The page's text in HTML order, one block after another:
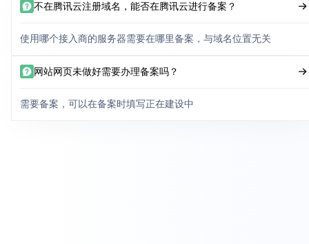
不在腾讯云注册域名，能否在腾讯云进行备案？
使用哪个接入商的服务器需要在哪里备案，与域名位置无关
网站网页未做好需要办理备案吗？
需要备案，可以在备案时填写正在建设中